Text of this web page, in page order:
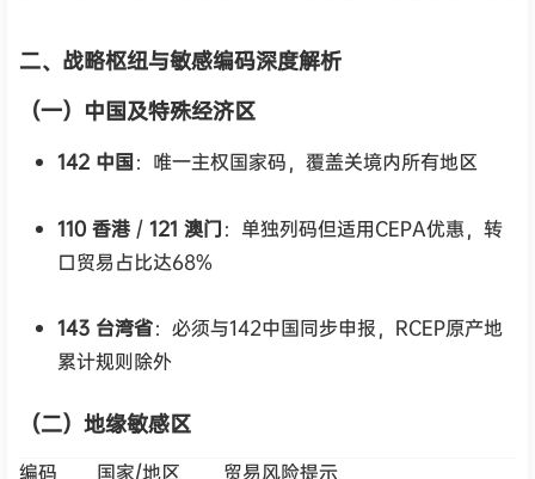
二、战略枢纽与敏感编码深度解析
（一）中国及特殊经济区
142 中国：唯一主权国家码，覆盖关境内所有地区
110 香港 / 121 澳门：单独列码但适用CEPA优惠，转
口贸易占比达68%
143 台湾省：必须与142中国同步申报，RCEP原产地
累计规则除外
（二）地缘敏感区
编码 国家/地区 贸易风险提示